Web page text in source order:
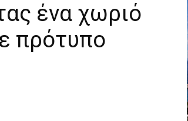
ένα χωριό
πρότυπο